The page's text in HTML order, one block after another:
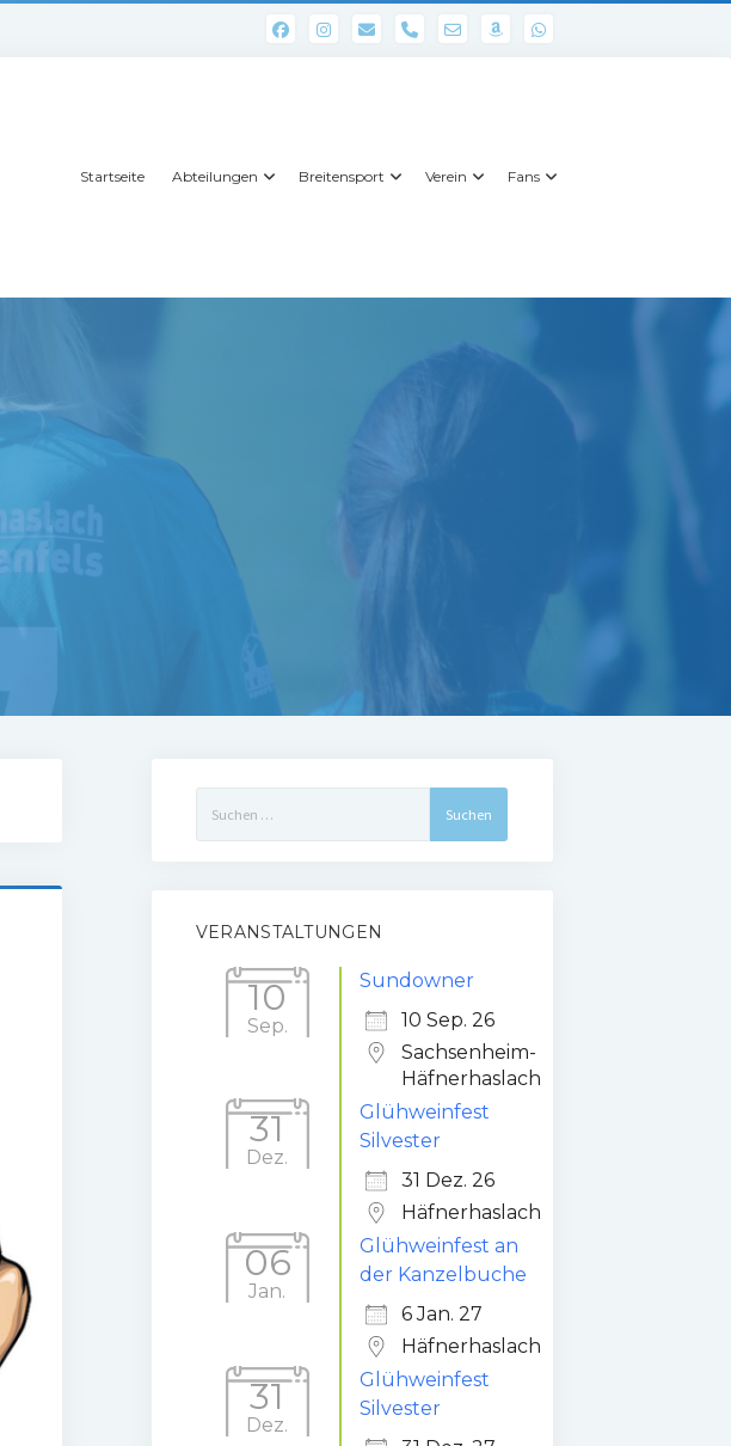
phone
Startseite Abteilungen Breitensport Verein Fans
nach:
VERANSTALTUNGEN
10
Sep.
Sundowner
10 Sep. 26
Sachsenheim-
Häfnerhaslach
31
Dez.
Glühweinfest
Silvester
31 Dez. 26
Häfnerhaslach
06
Jan.
Glühweinfest an
der Kanzelbuche
6 Jan. 27
Häfnerhaslach
31
Dez.
Glühweinfest
Silvester